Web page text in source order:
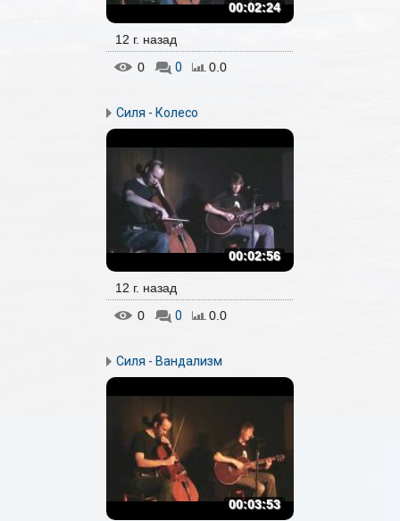
00:02:24
12 г. назад
0
0 0.0
Силя - Колесо
00:02:56
12 г. назад
0
0 0.0
Силя - Вандализм
00:03:53